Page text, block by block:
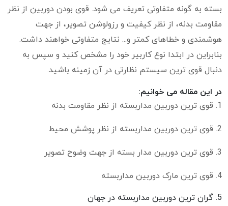
بسته به گونه متفاوتی تعریف می شود. قوی بودن دوربین از نظر
مقاومت بدنه، از نظر کیفیت و رزولوشن تصویر، از جهت
هوشمندی و خطاهای کمتر و... نتایج متفاوتی خواهند داشت.
بنابراین در ابتدا نوع کاربیر خود را مشخص کنید و سپس به
دنبال قوی ترین سیستم نظارتی در آن زمینه باشید.
در این مقاله می خوانیم:
1. قوی ترین دوربین مداربسته از نظر مقاومت بدنه
2. قوی ترین دوربین مداربسته از نظر پوشش محیط
3. قوی ترین دوربین مدار بسته از جهت وضوح تصویر
4. قوی ترین مارک دوربین مداربسته
5. گران ترین دوربین مداربسته در جهان